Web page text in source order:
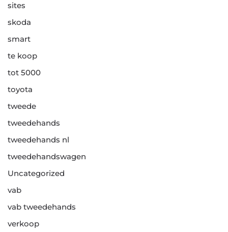
sites
skoda
smart
te koop
tot 5000
toyota
tweede
tweedehands
tweedehands nl
tweedehandswagen
Uncategorized
vab
vab tweedehands
verkoop